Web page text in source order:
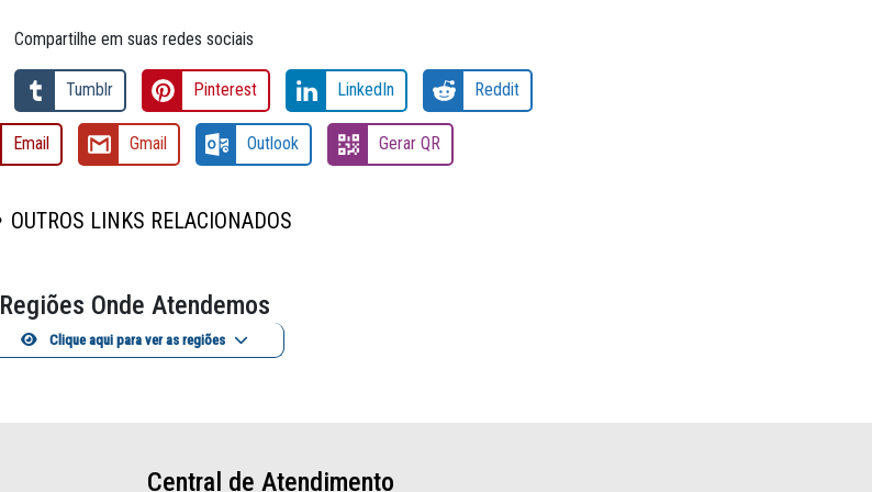
Compartilhe em suas redes sociais
Tumblr Pinterest LinkedIn Reddit
Email Gmail Outlook Gerar QR
OUTROS LINKS RELACIONADOS
Regiões Onde Atendemos
Clique aqui para ver as regiões
Central de Atendimento